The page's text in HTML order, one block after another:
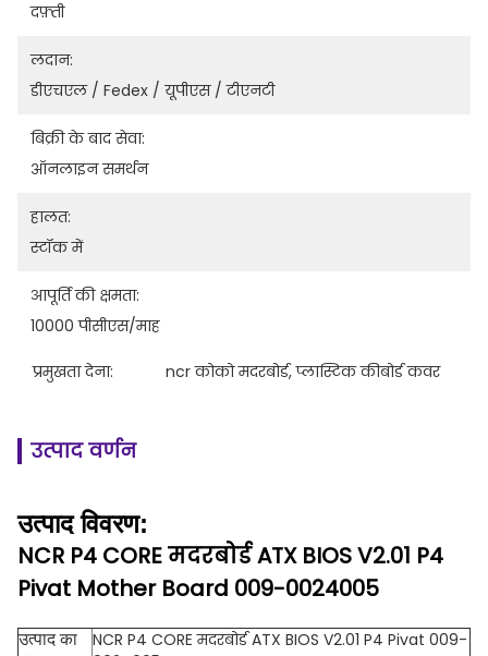
दफ़्ती
लदान:
डीएचएल / Fedex / यूपीएस / टीएनटी
बिक्री के बाद सेवा:
ऑनलाइन समर्थन
हालत:
स्टॉक में
आपूर्ति की क्षमता:
10000 पीसीएस/माह
प्रमुखता देना: ncr कोको मदरबोर्ड, प्लास्टिक कीबोर्ड कवर
उत्पाद वर्णन
उत्पाद विवरण:
NCR P4 CORE मदरबोर्ड ATX BIOS V2.01 P4
Pivat Mother Board 009-0024005
उत्पाद का
NCR P4 CORE मदरबोर्ड ATX BIOS V2.01 P4 Pivat 009-